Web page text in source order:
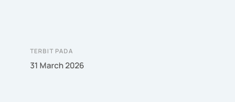
TERBIT PADA
31 March 2026